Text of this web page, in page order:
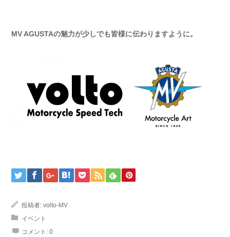
MV AGUSTAの魅力が少しでも皆様に伝わりますように。
投稿者: volto-MV
イベント
コメント: 0